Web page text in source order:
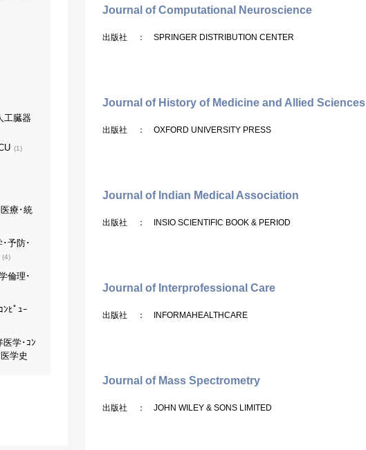
Journal of Computational Neuroscience
出版社 ： SPRINGER DISTRIBUTION CENTER
Journal of History of Medicine and Allied Sciences
出版社 ： OXFORD UNIVERSITY PRESS
Journal of Indian Medical Association
出版社 ： INSIO SCIENTIFIC BOOK & PERIOD
Journal of Interprofessional Care
出版社 ： INFORMAHEALTHCARE
Journal of Mass Spectrometry
出版社 ： JOHN WILEY & SONS LIMITED
工臓器
(1)
療･統
予防･
(4)
倫理･
ﾝﾋﾟｭｰ
医学･ｺﾝ
学史